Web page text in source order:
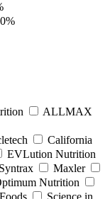
ALLMAX
California
EVLution Nutrition
Syntrax
Maxler
Nutrition